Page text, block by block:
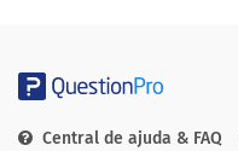
Central de ajuda & FAQ